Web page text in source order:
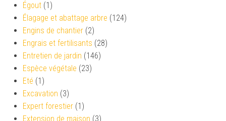
Égout (1)
Élagage et abattage arbre (124)
Engins de chantier (2)
Engrais et fertilisants (28)
Entretien de jardin (146)
Espèce végétale (23)
Eté (1)
Excavation (3)
Expert forestier (1)
Extension de maison (3)